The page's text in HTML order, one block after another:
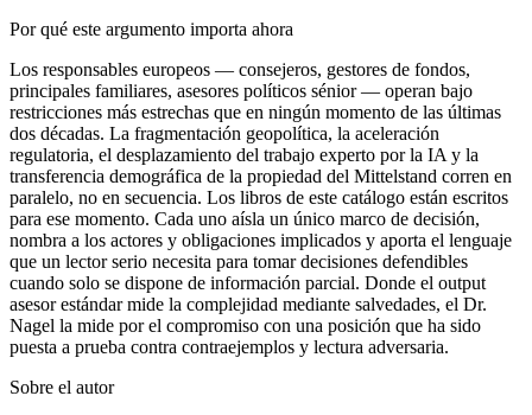
Por qué este argumento importa ahora
Los responsables europeos — consejeros, gestores de fondos,
principales familiares, asesores políticos sénior — operan bajo
restricciones más estrechas que en ningún momento de las últimas
dos décadas. La fragmentación geopolítica, la aceleración
regulatoria, el desplazamiento del trabajo experto por la IA y la
transferencia demográfica de la propiedad del Mittelstand corren en
paralelo, no en secuencia. Los libros de este catálogo están escritos
para ese momento. Cada uno aísla un único marco de decisión,
nombra a los actores y obligaciones implicados y aporta el lenguaje
que un lector serio necesita para tomar decisiones defendibles
cuando solo se dispone de información parcial. Donde el output
asesor estándar mide la complejidad mediante salvedades, el Dr.
Nagel la mide por el compromiso con una posición que ha sido
puesta a prueba contra contraejemplos y lectura adversaria.
Sobre el autor